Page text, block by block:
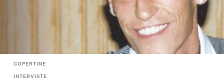
COPERTINE
INTERVISTE